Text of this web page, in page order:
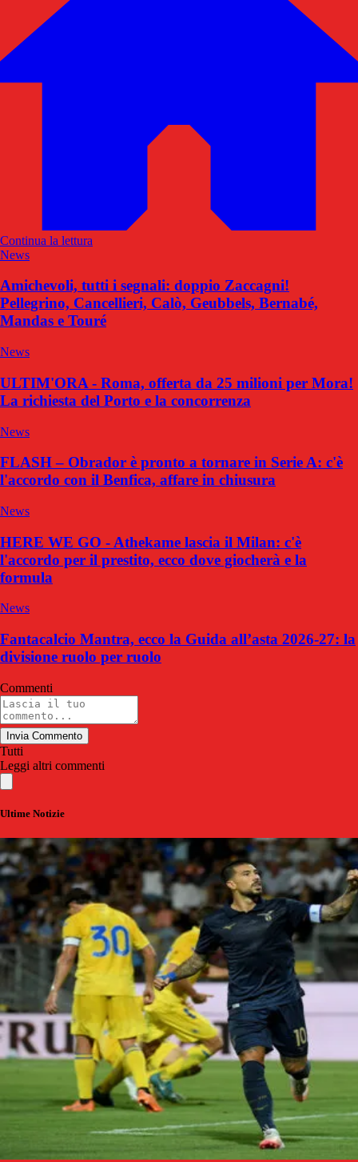
Continua la lettura
News
Amichevoli, tutti i segnali: doppio Zaccagni!
Pellegrino, Cancellieri, Calò, Geubbels, Bernabé,
Mandas e Touré
News
ULTIM'ORA - Roma, offerta da 25 milioni per Mora!
La richiesta del Porto e la concorrenza
News
FLASH – Obrador è pronto a tornare in Serie A: c'è
l'accordo con il Benfica, affare in chiusura
News
HERE WE GO - Athekame lascia il Milan: c'è
l'accordo per il prestito, ecco dove giocherà e la
formula
News
Fantacalcio Mantra, ecco la Guida all’asta 2026-27: la
divisione ruolo per ruolo
Commenti
Invia Commento
Tutti
Leggi altri commenti
Ultime Notizie